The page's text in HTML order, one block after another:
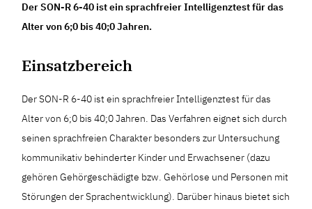
Der SON-R 6-40 ist ein sprachfreier Intelligenztest für das
Alter von 6;0 bis 40;0 Jahren.
Einsatzbereich
Der SON-R 6-40 ist ein sprachfreier Intelligenztest für das
Alter von 6;0 bis 40;0 Jahren. Das Verfahren eignet sich durch
seinen sprachfreien Charakter besonders zur Untersuchung
kommunikativ behinderter Kinder und Erwachsener (dazu
gehören Gehörgeschädigte bzw. Gehörlose und Personen mit
Störungen der Sprachentwicklung). Darüber hinaus bietet sich